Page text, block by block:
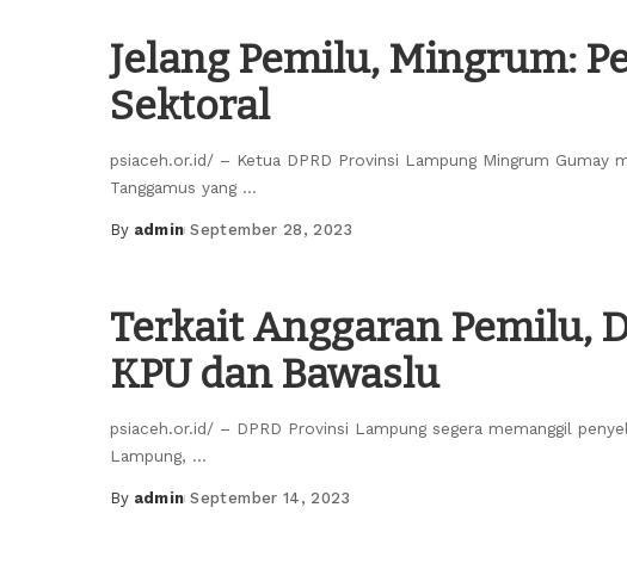
Jelang Pemilu, Mingrum:
Sektoral
psiaceh.or.id/ – Ketua DPRD Provinsi Lampung Mingrum Gumay
Tanggamus yang ...
Posted
By admin September 28, 2023
Terkait Anggaran Pemilu,
KPU dan Bawaslu
psiaceh.or.id/ – DPRD Provinsi Lampung segera memanggil
Lampung, ...
Posted
By admin September 14, 2023